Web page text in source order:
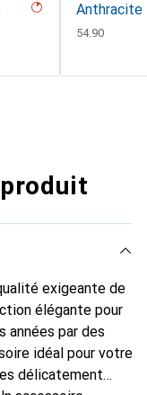
Anthracite
CHF
54.90
exigeante de
élégante pour
années par des
idéal pour votre
délicatement